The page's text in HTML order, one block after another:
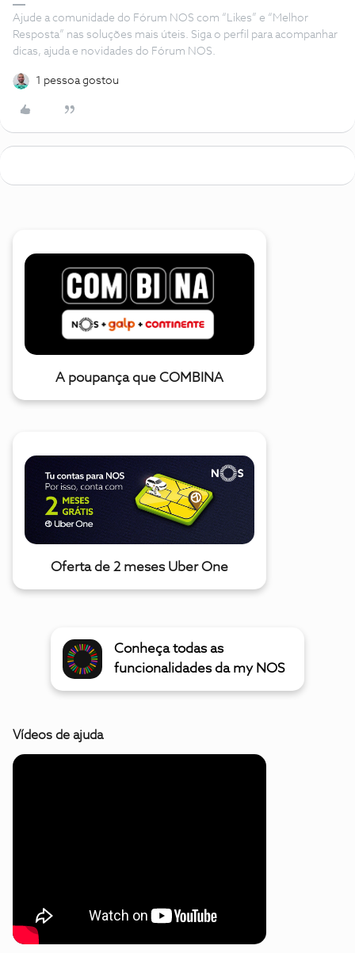
Ajude a comunidade do Fórum NOS com “Likes” e “Melhor
Resposta” nas soluções mais úteis. Siga o perfil para acompanhar
dicas, ajuda e novidades do Fórum NOS.
1 pessoa gostou
A poupança que COMBINA
Oferta de 2 meses Uber One
Conheça todas as
funcionalidades da my NOS
Vídeos de ajuda